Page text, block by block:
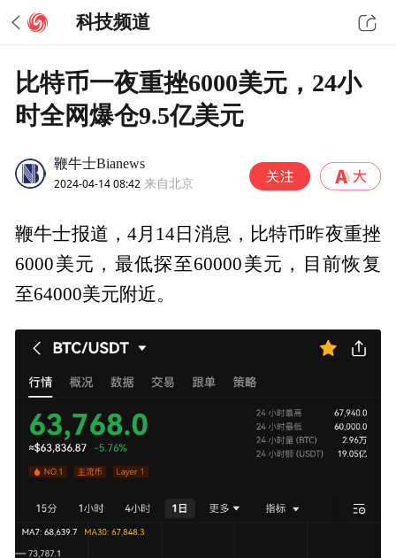
科技频道
比特币一夜重挫6000美元，24小
时全网爆仓9.5亿美元
鞭牛士Bianews
2024-04-14 08:42 来自北京
鞭牛士报道，4月14日消息，比特币昨夜重挫
6000美元，最低探至60000美元，目前恢复
至64000美元附近。